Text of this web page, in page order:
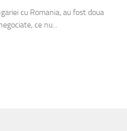
cu Romania, au fost doua
ce nu...